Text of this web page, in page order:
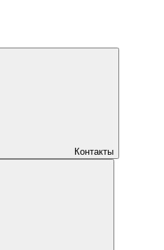
Контакты